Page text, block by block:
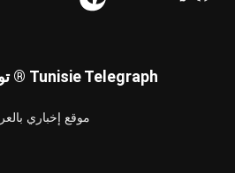
تونيزي تلغراف ® Tunisie Telegraph
موقع إخباري